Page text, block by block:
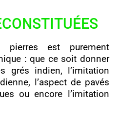
pierres est purement
: que ce soit donner
grés indien, l’imitation
l’aspect de pavés
ou encore l’imitation